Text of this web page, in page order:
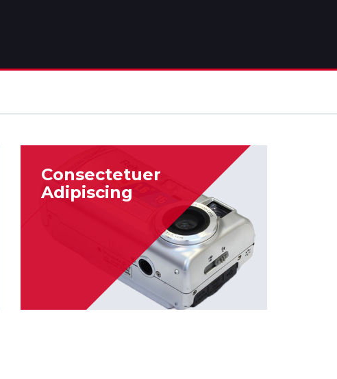
Consectetuer
Adipiscing